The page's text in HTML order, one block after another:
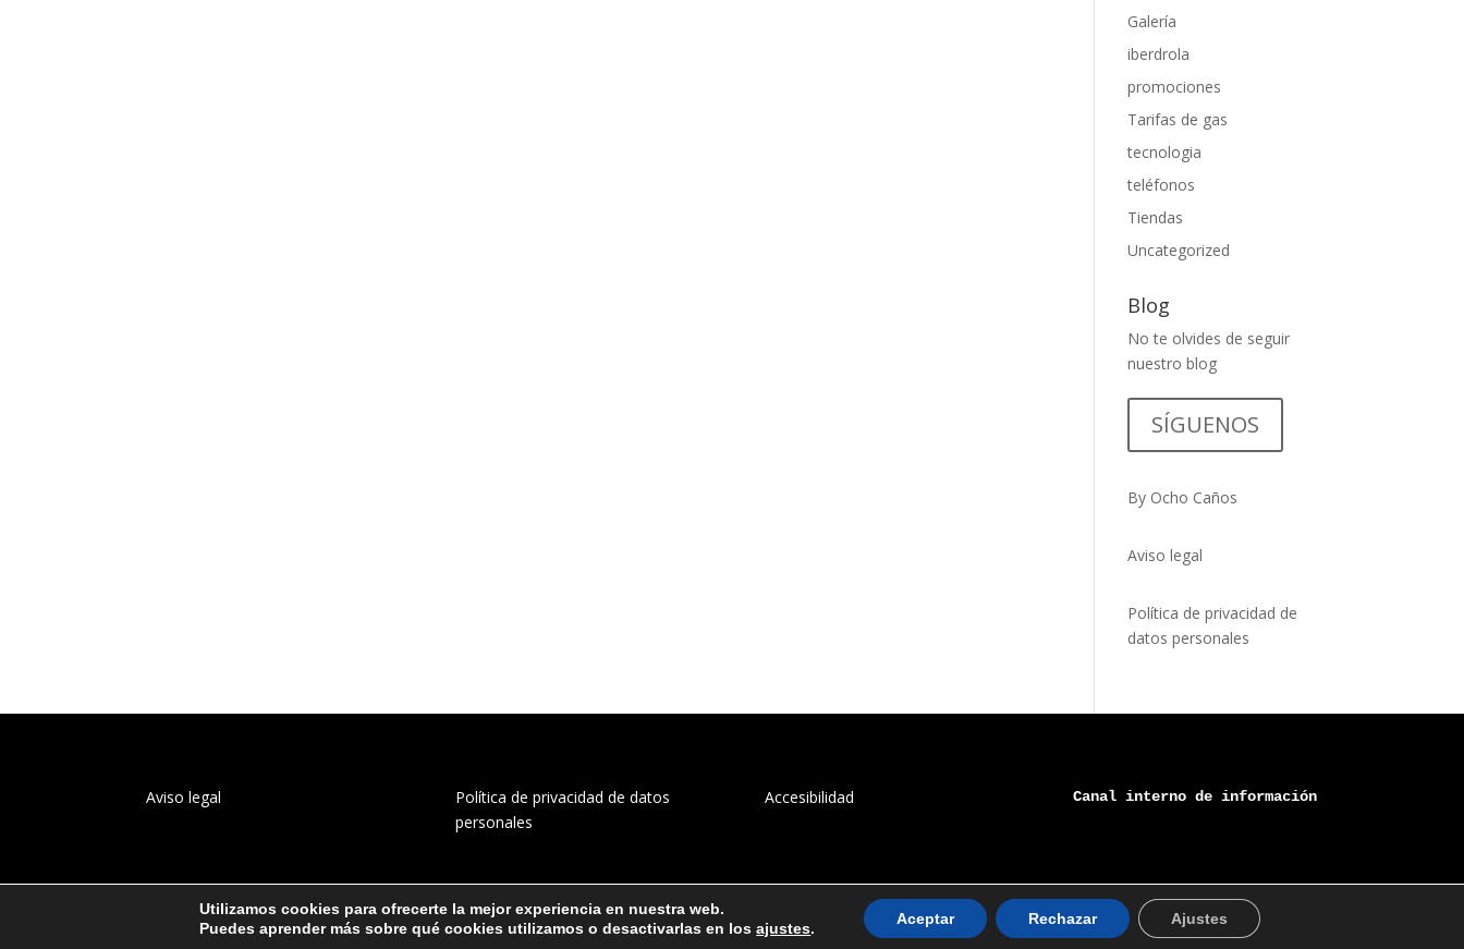
Galería
iberdrola
promociones
Tarifas de gas
tecnologia
teléfonos
Tiendas
Uncategorized
Blog
No te olvides de seguir
nuestro blog
SÍGUENOS
By Ocho Caños
Aviso legal
Política de privacidad de
datos personales
Aviso legal
Política de privacidad de datos
personales
Accesibilidad Canal interno de información
Utilizamos cookies para ofrecerte la mejor experiencia en nuestra web.
Puedes aprender más sobre qué cookies utilizamos o desactivarlas en losajustes.
Aceptar Rechazar Ajustes